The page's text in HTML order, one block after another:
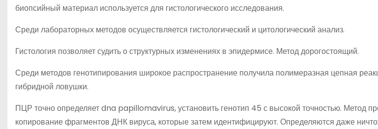
биопсийный материал используется для гистологического исследования.
Среди лабораторных методов осуществляется гистологический и цитологический анализ.
Гистология позволяет судить о структурных изменениях в эпидермисе. Метод дорогостоящий.
Среди методов генотипирования широкое распространение получила полимеразная цепная
гибридной ловушки.
ПЦР точно определяет dna papillomavirus, установить генотип 45 с высокой точностью. Метод
копирование фрагментов ДНК вируса, которые затем идентифицируют. Определяются даже